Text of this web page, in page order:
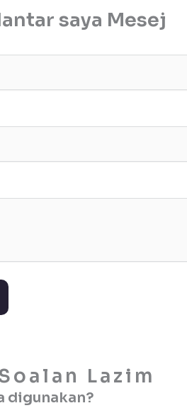
saya Mesej
Lazim
digunakan?